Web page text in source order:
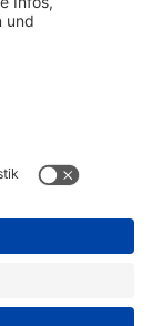
offenen
du hier.